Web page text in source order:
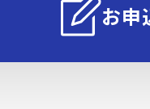
お申